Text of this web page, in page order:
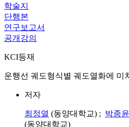
학술지
단행본
연구보고서
공개강의
KCI등재
운행선 궤도형식별 궤도열화에 미
저자
최정열 (동양대학교) ; 박종윤
(동양대학교)